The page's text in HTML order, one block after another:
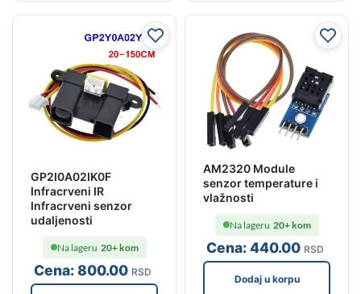
GP2I0A02IK0F
Infracrveni IR
Infracrveni senzor
udaljenosti
Cena:800.00 RSD
Na lageru 20+ kom
AM2320 Module
senzor temperature i
vlažnosti
Cena:440.00 RSD
Na lageru 20+ kom
Dodaj u korpu